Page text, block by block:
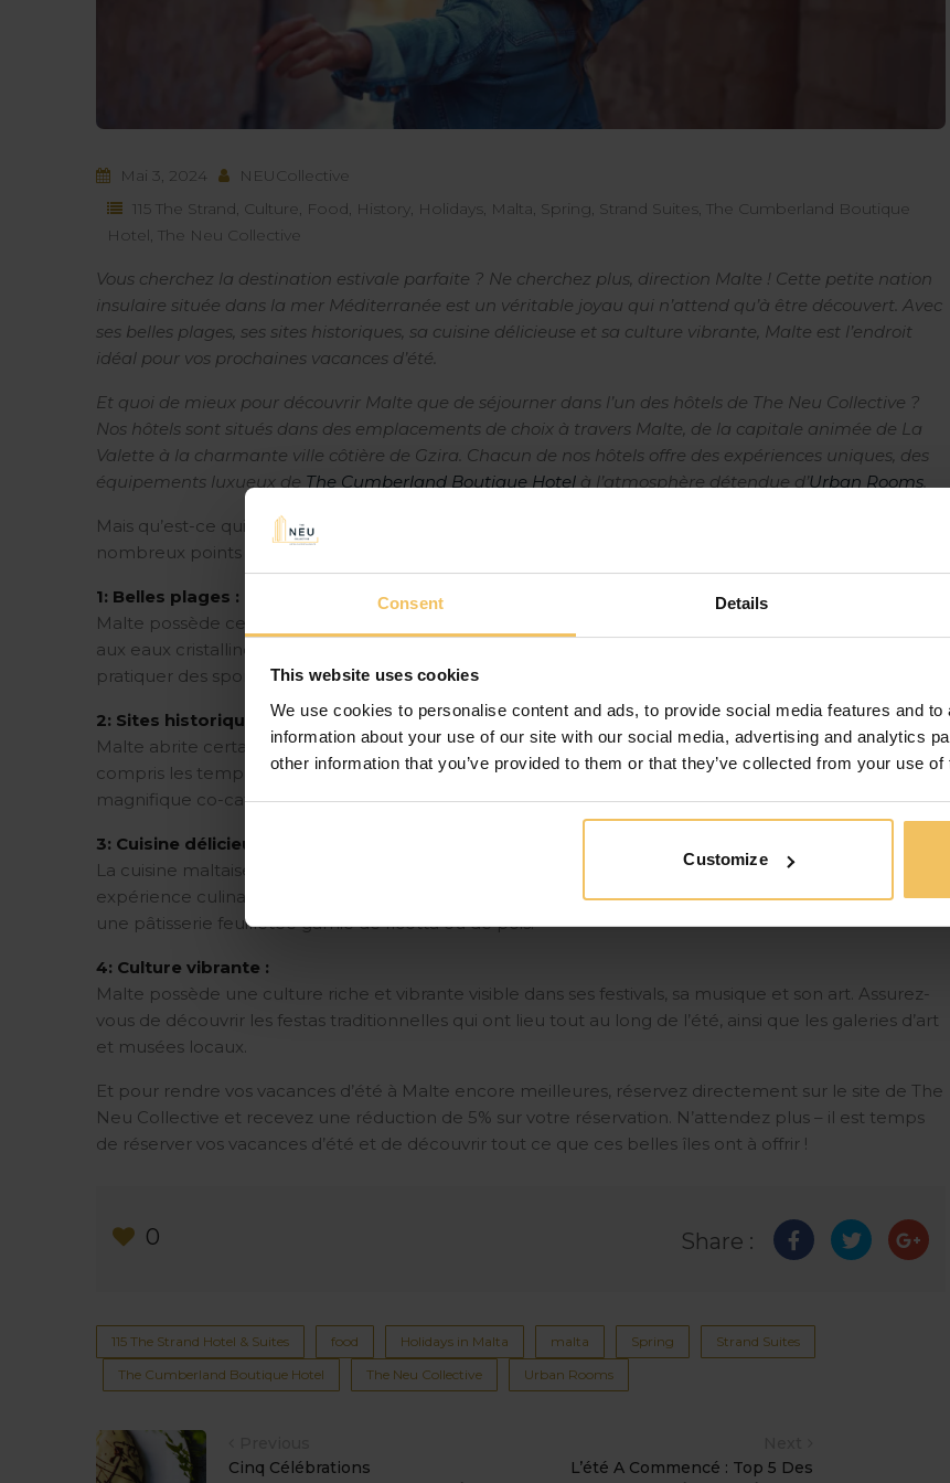
Consent Details
This website uses cookies
We use cookies to personalise content and ads, to provide social media features and
information about your use of our site with our social media, advertising and analytics
other information that you’ve provided to them or that they’ve collected from your use
Customize
Mai 3, 2024
NEUCollective
115 The Strand, Culture, Food, History , Holidays, Malta, Spring, Strand Suites, The Cumberland Boutique
Hotel, The Neu Collective
Vous cherchez la destination estivale parfaite ? Ne cherchez plus, direction Malte ! Cette petite nation
insulaire située dans la mer Méditerranée est un véritable joyau qui n’attend qu’à être découvert. Avec
ses belles plages, ses sites historiques, sa cuisine délicieuse et sa culture vibrante, Malte est l’endroit
idéal pour vos prochaines vacances d’été.
Et quoi de mieux pour découvrir Malte que de séjourner dans l’un des hôtels de The Neu Collective ?
Nos hôtels sont situés dans des emplacements de choix à travers Malte, de la capitale animée de La
Valette à la charmante ville côtière de Gzira. Chacun de nos hôtels offre des expériences uniques, des
équipements luxueux de The Cumberland Boutique Hotel à l’atmosphère détendue d’Urban Rooms
Mais qu’est-ce qui rend Malte une destination de vacances si fantastique ? Voici quelques-uns des
nombreux points forts :
1: Belles plages :
Malte possède certaines des plus belles plages de la Méditerranée, des sables dorés de Golden Bay
aux eaux cristallines du Blue Lagoon de Comino. Que vous souhaitiez vous détendre sur la plage ou
pratiquer des sports nautiques, Malte a quelque chose pour tout le monde.
2: Sites historiques :
Malte abrite certains des sites historiques les plus anciens et les mieux préservés au monde, y
compris les temples mégalithiques de Malte. Parmi les autres sites incontournables, citons la
magnifique co-cathédrale Saint-Jean et la ville fortifiée de Mdina.
3: Cuisine délicieuse :
La cuisine maltaise est une fusion de saveurs méditerranéennes et nord-africaines, offrant une
expérience culinaire unique et délicieuse. Ne manquez pas de goûter la spécialité locale, le pastizzi,
une pâtisserie feuilletée garnie de ricotta ou de pois.
4: Culture vibrante :
Malte possède une culture riche et vibrante visible dans ses festivals, sa musique et son art. Assurez-
vous de découvrir les festas traditionnelles qui ont lieu tout au long de l’été, ainsi que les galeries d’art
et musées locaux.
Et pour rendre vos vacances d’été à Malte encore meilleures, réservez directement sur le site de The
Neu Collective et recevez une réduction de 5% sur votre réservation. N’attendez plus – il est temps
de réserver vos vacances d’été et de découvrir tout ce que ces belles îles ont à offrir !
0 Share :
115 The Strand Hotel & Suites food Holidays in Malta malta Spring
Strand Suites
The Cumberland Boutique Hotel
The Neu Collective Urban Rooms
Cinq Célébrations
L’été A Commencé : Top 5 Des